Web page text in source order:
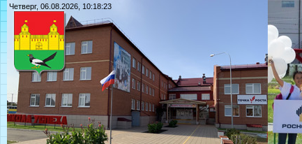
Четверг, 06.08.2026, 10:18:23